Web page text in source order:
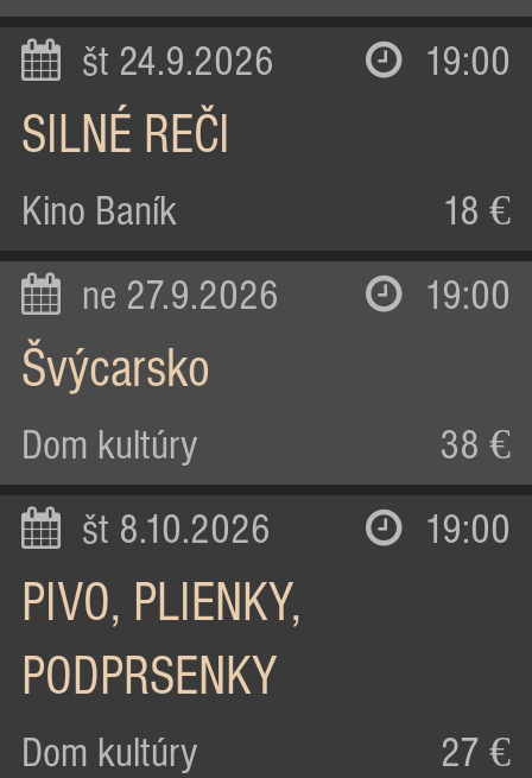
št 24.9.2026 19:00
SILNÉ REČI
Kino Baník 18 €
ne 27.9.2026 19:00
Švýcarsko
Dom kultúry 38 €
št 8.10.2026 19:00
PIVO, PLIENKY,
PODPRSENKY
Dom kultúry 27 €